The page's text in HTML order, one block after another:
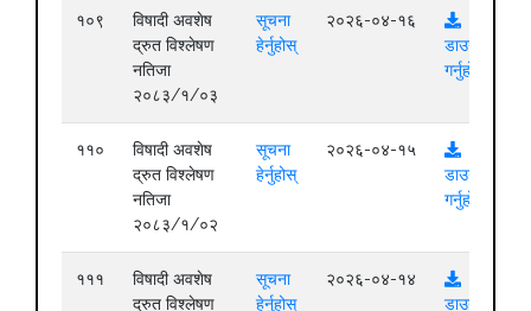
१०९
विषादी अवशेष
द्रुत विश्लेषण
नतिजा
२०८३/१/०३
सूचना
हेर्नुहोस्
२०२६-०४-१६
डाउनलोड
गर्नुहोस्
११०
विषादी अवशेष
द्रुत विश्लेषण
नतिजा
२०८३/१/०२
सूचना
हेर्नुहोस्
२०२६-०४-१५
डाउनलोड
गर्नुहोस्
१११
विषादी अवशेष
द्रुत विश्लेषण
सूचना
हेर्नुहोस्
२०२६-०४-१४
डाउनलोड